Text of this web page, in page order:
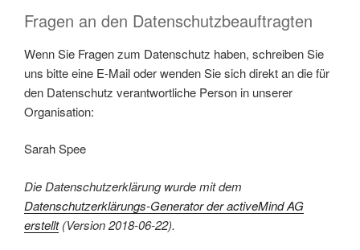
Fragen an den Datenschutzbeauftragten
Wenn Sie Fragen zum Datenschutz haben, schreiben Sie
uns bitte eine E-Mail oder wenden Sie sich direkt an die für
den Datenschutz verantwortliche Person in unserer
Organisation:
Sarah Spee
Die Datenschutzerklärung wurde mit dem
Datenschutzerklärungs-Generator der activeMind AG
erstellt(Version 2018-06-22).